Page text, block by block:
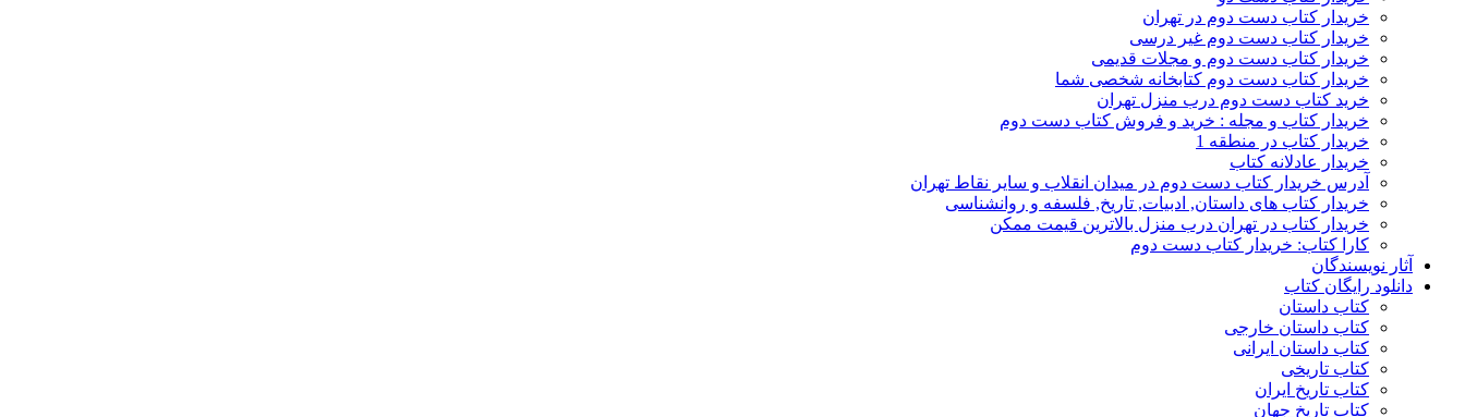
خریدار کتاب دست دوم در تهران
خریدار کتاب دست دوم غیر درسی
خریدار کتاب دست دوم و مجلات قدیمی
خریدار کتاب دست دوم کتابخانه شخصی شما
خرید کتاب دست دوم درب منزل تهران
خریدار کتاب و مجله : خرید و فروش کتاب دست دوم
خریدار کتاب در منطقه 1
خریدار عادلانه کتاب
آدرس خریدار کتاب دست دوم در میدان انقلاب و سایر نقاط تهران
خریدار کتاب های داستان, ادبیات, تاریخ, فلسفه و روانشناسی
خریدار کتاب در تهران درب منزل بالاترین قیمت ممکن
کارا کتاب: خریدار کتاب دست دوم
آثار نویسندگان
دانلود رایگان کتاب
کتاب داستان
کتاب داستان خارجی
کتاب داستان ایرانی
کتاب تاریخی
کتاب تاریخ ایران
کتاب تاریخ جهان